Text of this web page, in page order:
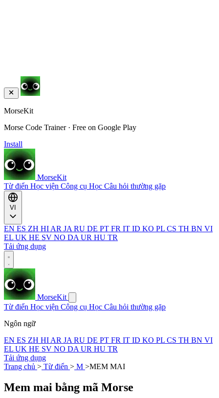
MorseKit
Morse Code Trainer · Free on Google Play
Install
MorseKit
Từ điển Học viện Công cụ Học Câu hỏi thường gặp
EN ES ZH HI AR JA RU DE PT FR IT ID KO PL CS TH BN VI
EL UK HE SV NO DA UR HU TR
Tải ứng dụng
MorseKit
Từ điển Học viện Công cụ Học Câu hỏi thường gặp
Ngôn ngữ
EN ES ZH HI AR JA RU DE PT FR IT ID KO PL CS TH BN VI
EL UK HE SV NO DA UR HU TR
Tải ứng dụng
Trang chủ > Từ điển > M >MEM MAI
Mem mai bằng mã Morse